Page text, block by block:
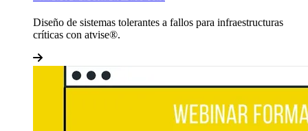
Diseño de sistemas tolerantes a fallos para infraestructuras
críticas con atvise®.